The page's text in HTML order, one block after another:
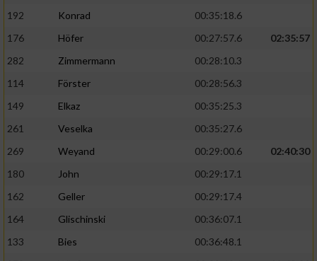
192
Konrad
00:35:18.6
176
Höfer 00:27:57.6
02:35:57
282
Zimmermann
00:28:10.3
114
Förster
00:28:56.3
149
Elkaz
00:35:25.3
261
Veselka
00:35:27.6
269
Weyand 00:29:00.6
02:40:30
180
John
00:29:17.1
162
Geller
00:29:17.4
164
Glischinski
00:36:07.1
133
Bies
00:36:48.1